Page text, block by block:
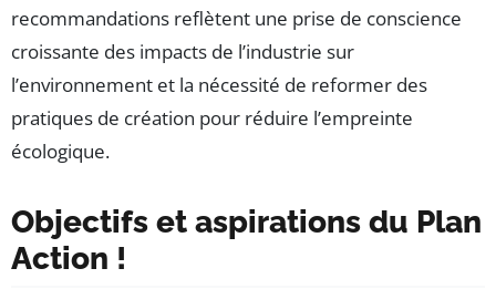
recommandations reflètent une prise de conscience
croissante des impacts de l’industrie sur
l’environnement et la nécessité de reformer des
pratiques de création pour réduire l’empreinte
écologique.
Objectifs et aspirations du Plan
Action !